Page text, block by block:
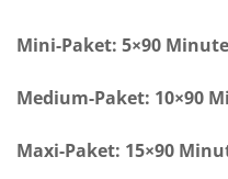
Mini-Paket: 5×90
Medium-Paket: 10×90
Maxi-Paket: 15×90